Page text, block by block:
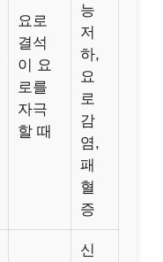
요로
결석
이 요
로를
자극
할 때
능
저
하,
요
로
감
염,
패
혈
증
신